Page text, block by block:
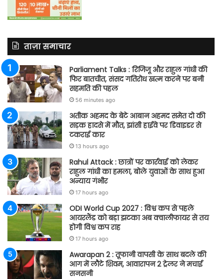
ताज़ा समाचार
Parliament Talks : रिजिजू और राहुल गांधी की
फिर बातचीत, संसद गतिरोध खत्म करने पर बनी
सहमति की पहल
56 minutes ago
अतीक अहमद के बेटे आबान अहमद समेत दो की
सड़क हादसे में मौत, झांसी हाईवे पर डिवाइडर से
टकराई कार
13 hours ago
Rahul Attack : छात्रों पर कार्रवाई को लेकर
राहुल गांधी का हमला, बोले युवाओं के साथ हुआ
अन्याय गंभीर
17 hours ago
ODI World Cup 2027 : विश्व कप से पहले
आयरलैंड को बड़ा झटका अब क्वालीफायर से तय
होगी विश्व कप राह
17 hours ago
Awarapan 2 : तूफानी वापसी के साथ बदले की
आग में लौटे शिवम, आवारापन 2 ट्रेलर ने मचाई
सनसनी